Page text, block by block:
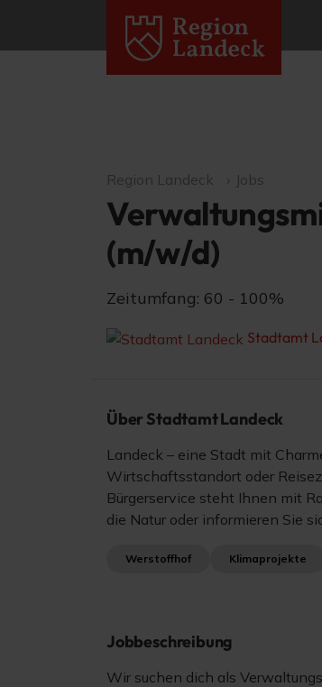
Region Landeck Jobs
(m/w/d)
Zeitumfang: 60 - 100%
Stadtamt
Über Stadtamt Landeck
Landeck – eine Stadt mit
Wirtschaftsstandort oder
Bürgerservice steht Ihnen mit
die Natur oder informieren Sie
Werstoffhof Klimaprojekte
Jobbeschreibung
Wir suchen dich als